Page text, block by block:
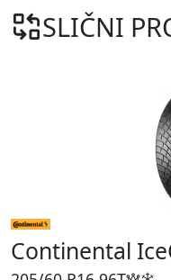
SLIČNI
Continental